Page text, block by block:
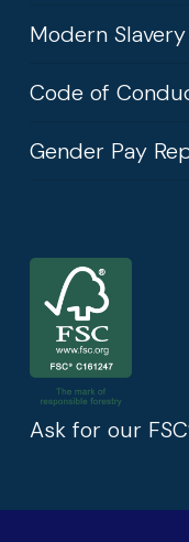
Modern
Code of
Gender Pay
Ask for our